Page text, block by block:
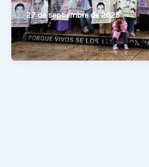
27 de septiembre de 2025